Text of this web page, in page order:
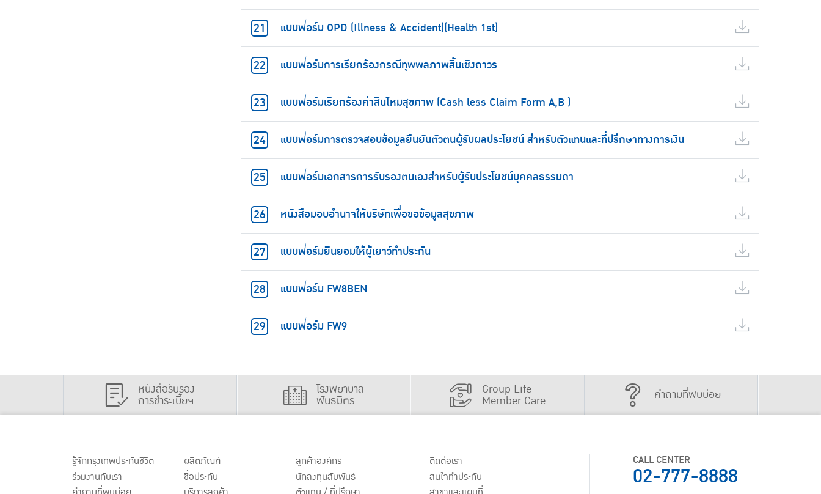
แบบฟอร์ม OPD (Illness & Accident)(Health 1st)
แบบฟอร์มการเรียกร้องกรณีทุพพลภาพสิ้นเชิงถาวร
แบบฟอร์มเรียกร้องค่าสินไหมสุขภาพ (Cash less Claim Form A,B )
แบบฟอร์มการตรวจสอบข้อมูลยืนยันตัวตนผู้รับผลประโยชน์ สำหรับตัวแทนและที่ปรึกษาทางการเงิน
แบบฟอร์มเอกสารการรับรองตนเองสำหรับผู้รับประโยชน์บุคคลธรรมดา
หนังสือมอบอำนาจให้บริษัทเพื่อขอข้อมูลสุขภาพ
แบบฟอร์มยินยอมให้ผู้เยาว์ทำประกัน
แบบฟอร์ม FW8BEN
แบบฟอร์ม FW9
หนังสือรับรอง
การชำระเบี้ยฯ
โรงพยาบาล
พันธมิตร
Group Life
Member Care คำถามที่พบบ่อย
รู้จักกรุงเทพประกันชีวิต
ร่วมงานกับเรา
ผลิตภัณฑ์
ชื้อประกัน
ลูกค้าองค์กร
นักลงทุนสัมพันธ์
ติดต่อเรา
สนใจทำประกัน
CALL CENTER
02-777-8888